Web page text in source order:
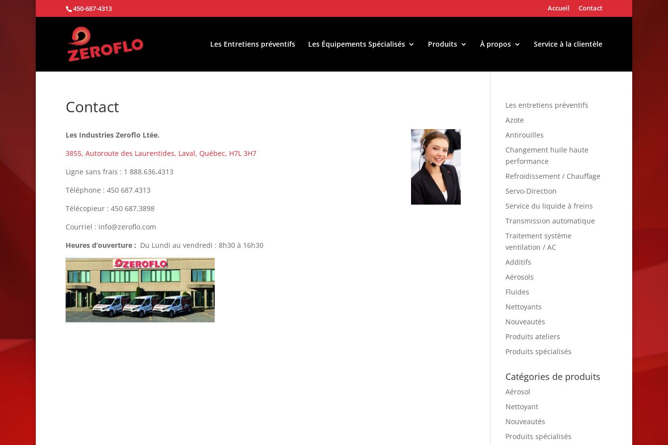
450-687-4313 Accueil Contact
Les Entretiens préventifs Les Équipements Spécialisés Produits À propos Service à la clientèle
Contact
Les Industries Zeroflo Ltée.
3855, Autoroute des Laurentides, Laval, Québec, H7L 3H7
Ligne sans frais : 1 888.636.4313
Téléphone : 450 687.4313
Télécopieur : 450 687.3898
Courriel : info@zeroflo.com
Heures d’ouverture : Du Lundi au vendredi : 8h30 à 16h30
Les entretiens préventifs
Azote
Antirouilles
Changement huile haute
performance
Refroidissement / Chauffage
Servo-Direction
Service du liquide à freins
Transmission automatique
Traitement système
ventilation / AC
Additifs
Aérosols
Fluides
Nettoyants
Nouveautés
Produits ateliers
Produits spécialisés
Catégories de produits
Aérosol
Nettoyant
Nouveautés
Produits spécialisés